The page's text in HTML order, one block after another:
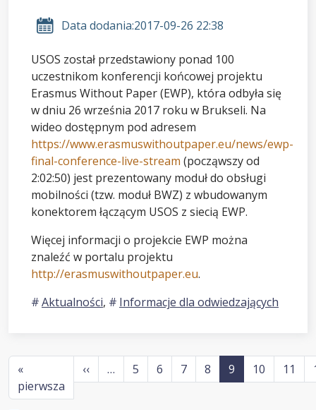
Data dodania:2017-09-26 22:38
USOS został przedstawiony ponad 100
uczestnikom konferencji końcowej projektu
Erasmus Without Paper (EWP), która odbyła się
w dniu 26 września 2017 roku w Brukseli. Na
wideo dostępnym pod adresem
https://www.erasmuswithoutpaper.eu/news/ewp-
final-conference-live-stream (począwszy od
2:02:50) jest prezentowany moduł do obsługi
mobilności (tzw. moduł BWZ) z wbudowanym
konektorem łączącym USOS z siecią EWP.
Więcej informacji o projekcie EWP można
znaleźć w portalu projektu
http://erasmuswithoutpaper.eu.
Aktualności, Informacje dla odwiedzających
Stronicowanie
«
pierwsza Pierwsza strona
‹‹Poprzednia strona
… 5 6 7 8 9 10 11